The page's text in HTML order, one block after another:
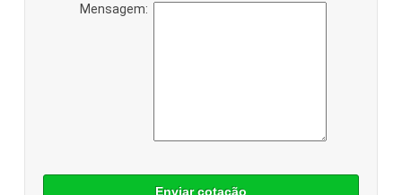
Mensagem:
Enviar cotação